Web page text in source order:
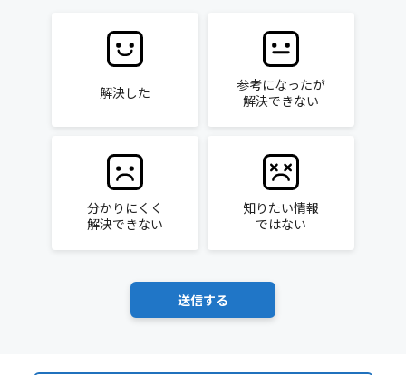
解決した
参考になったが
解決できない
分かりにくく
解決できない
知りたい情報
ではない